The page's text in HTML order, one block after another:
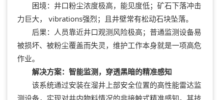
困境：井口粉尘浓度极高，能见度低；矿石下落冲击
力巨大， vibrations强烈；且井壁常有松动石块坠落。
后果：人员靠近井口观测风险极高；普通监测设备易
被损坏、被粉尘覆盖而失灵，维护工作本身就是一项高危
作业。
解决方案：智能监测，穿透黑暗的精准感知
该系统通过安装在溜井上部安全位置的高性能雷达监
测设备，实现对井内物料情况的非接触式精准感知。其技